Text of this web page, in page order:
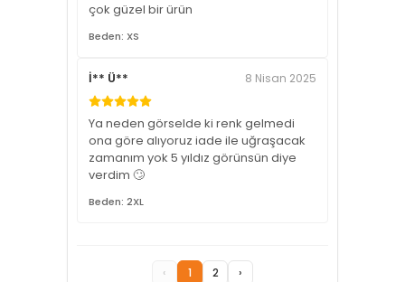
çok güzel bir ürün
Beden: XS
İ** Ü** 8 Nisan 2025
Ya neden görselde ki renk gelmedi
ona göre alıyoruz iade ile uğraşacak
zamanım yok 5 yıldız görünsün diye
verdim 🙄
Beden: 2XL
‹ 1 2 ›